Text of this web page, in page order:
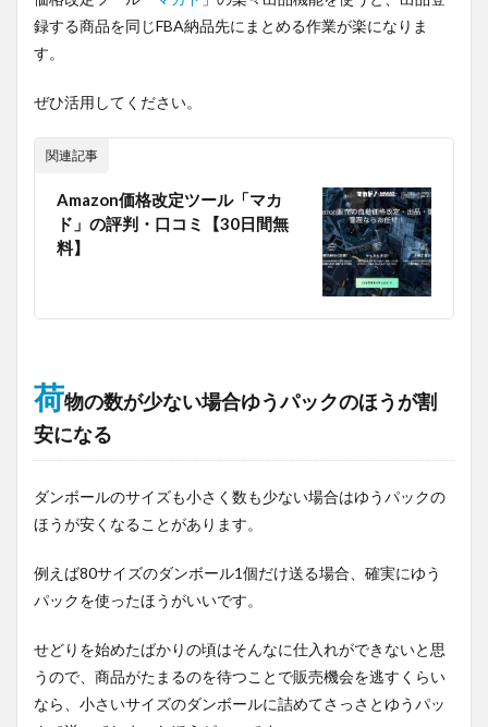
録する商品を同じFBA納品先にまとめる作業が楽になりま
す。
ぜひ活用してください。
関連記事
Amazon価格改定ツール「マカ
ド」の評判・口コミ【30日間無
料】
荷物の数が少ない場合ゆうパックのほうが割
安になる
ダンボールのサイズも小さく数も少ない場合はゆうパックの
ほうが安くなることがあります。
例えば80サイズのダンボール1個だけ送る場合、確実にゆう
パックを使ったほうがいいです。
せどりを始めたばかりの頃はそんなに仕入れができないと思
うので、商品がたまるのを待つことで販売機会を逃すくらい
なら、小さいサイズのダンボールに詰めてさっさとゆうパッ